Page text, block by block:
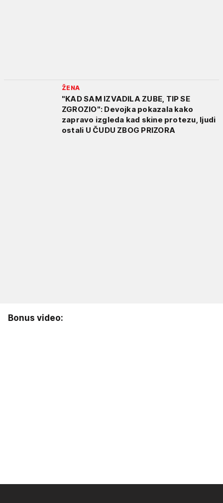
ŽENA
"KAD SAM IZVADILA ZUBE, TIP SE
ZGROZIO": Devojka pokazala kako
zapravo izgleda kad skine protezu, ljudi
ostali U ČUDU ZBOG PRIZORA
Bonus video: